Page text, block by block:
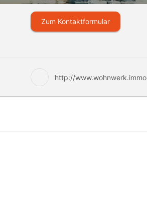
Zum Kontaktformular
http://www.wohnwerk.immo